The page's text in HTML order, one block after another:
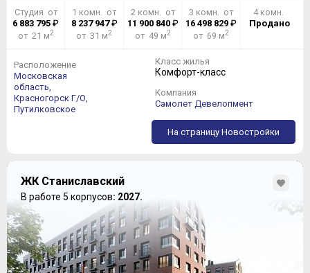
Студия от
6 883 795 ₽
от 21 м2
1 комн. от
8 237 947₽
от 31 м2
2 комн. от
11 900 840₽
от 49 м2
3 комн. от
16 498 829 ₽
от 69 м2
4 комн.
Продано
Расположение
Московская
область,
Красногорск Г/О,
Путилковское
Класс жилья
Комфорт-класс
Компания
Самолет Девелопмент
На страницу Новостройки
ЖК Станиславский
В работе 5 корпусов: 2027.